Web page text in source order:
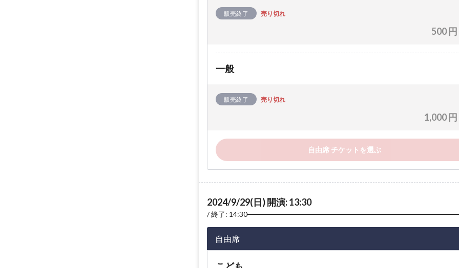
販売終了 売り切れ
500 円
一般
販売終了 売り切れ
1,000 円
自由席 チケットを選ぶ
2024/9/29(日) 開演: 13:30
終了: 14:30
自由席